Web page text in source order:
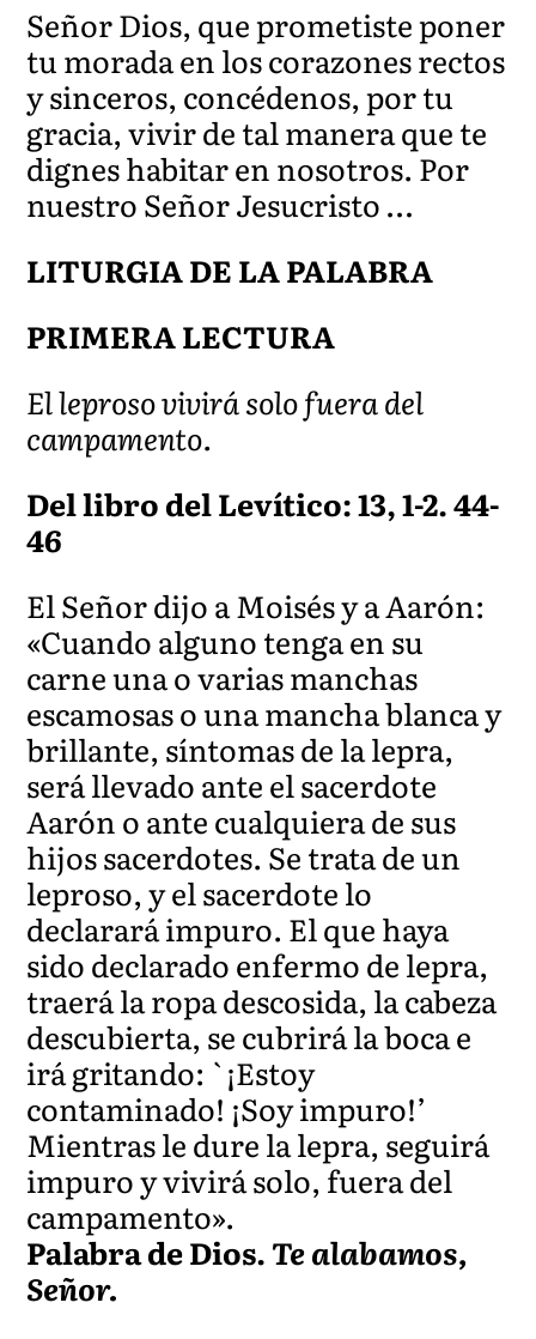
Señor Dios, que prometiste poner
tu morada en los corazones rectos
y sinceros, concédenos, por tu
gracia, vivir de tal manera que te
dignes habitar en nosotros. Por
nuestro Señor Jesucristo …
LITURGIA DE LA PALABRA
PRIMERA LECTURA
El leproso vivirá solo fuera del
campamento.
Del libro del Levítico: 13, 1-2. 44-
46
El Señor dijo a Moisés y a Aarón:
«Cuando alguno tenga en su
carne una o varias manchas
escamosas o una mancha blanca y
brillante, síntomas de la lepra,
será llevado ante el sacerdote
Aarón o ante cualquiera de sus
hijos sacerdotes. Se trata de un
leproso, y el sacerdote lo
declarará impuro. El que haya
sido declarado enfermo de lepra,
traerá la ropa descosida, la cabeza
descubierta, se cubrirá la boca e
irá gritando: `¡Estoy
contaminado! ¡Soy impuro!’
Mientras le dure la lepra, seguirá
impuro y vivirá solo, fuera del
campamento».
Palabra de Dios.Te alabamos,
Señor.